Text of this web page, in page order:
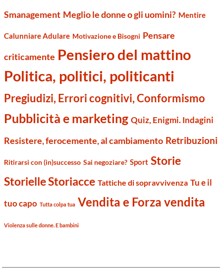
Smanagement Meglio le donne o gli uomini? Mentire
Calunniare Adulare Motivazione e Bisogni Pensare
criticamente Pensiero del mattino
Politica, politici, politicanti
Pregiudizi, Errori cognitivi, Conformismo
Pubblicità e marketing Quiz, Enigmi. Indagini
Resistere, ferocemente, al cambiamento Retribuzioni
Ritirarsi con (in)successo Sai negoziare? Sport Storie
Storielle Storiacce Tattiche di sopravvivenza Tu e il
tuo capo Tutta colpa tua Vendita e Forza vendita
Violenza sulle donne. E bambini